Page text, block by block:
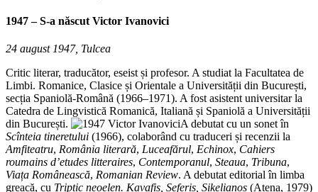
1947 – S-a născut Victor Ivanovici
24 august 1947, Tulcea
Critic literar, traducător, eseist și profesor. A studiat la Facultatea de
Limbi. Romanice, Clasice și Orientale a Universității din București,
secția Spaniolă-Română (1966–1971). A fost asistent universitar la
Catedra de Lingvistică Romanică, Italiană și Spaniolă a Universității
din București.
A debutat cu un sonet în
Scînteia tineretului (1966), colaborând cu traduceri și recenzii la
Amfiteatru, România literară, Luceafărul, Echinox, Cahiers
roumains d’etudes litteraires, Contemporanul, Steaua, Tribuna,
Viața Românească, Romanian Review. A debutat editorial în limba
greacă, cu Triptic neoelen. Kavafis, Seferis, Sikelianos (Atena, 1979)